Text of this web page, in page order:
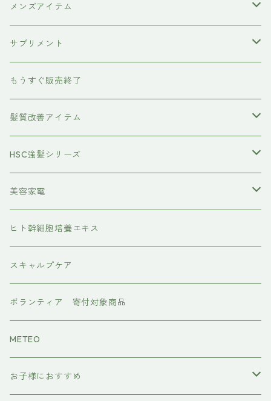
サプリメント
女性にプレゼント
歯磨き粉
メンズアイテム
ボディケア
除毛クリーム
育毛ケア
養毛剤
フェイスケア
サプリメント
犬用
もうすぐ販売終了
髪質改善アイテム
トステアケア
レブリン酸ケア
水素トリートメント
プレックスケア
CMCケア
HSC強髪シリーズ
アイラッシュ
美容家電
ヘアアイロン
マグネット
ドライヤー
ワンダム
ヒト幹細胞培養エキス
スキャルプケア
ボランティア 寄付対象商品
METEO
お子様におすすめ